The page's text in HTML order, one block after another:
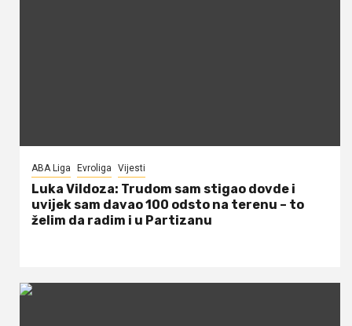
ABA Liga Evroliga Vijesti
Luka Vildoza: Trudom sam stigao dovde i
uvijek sam davao 100 odsto na terenu – to
želim da radim i u Partizanu